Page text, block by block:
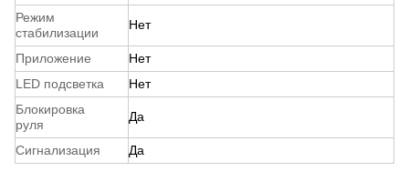
Режим
стабилизации
Нет
Приложение
Нет
LED подсветка
Нет
Блокировка
руля
Да
Сигнализация Да